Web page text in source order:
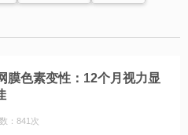
膜色素变性：12个月视力显
：841次